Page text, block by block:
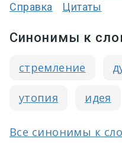
Справка
Цитаты
Синонимы к
стремление
утопия идея
Все синонимы к